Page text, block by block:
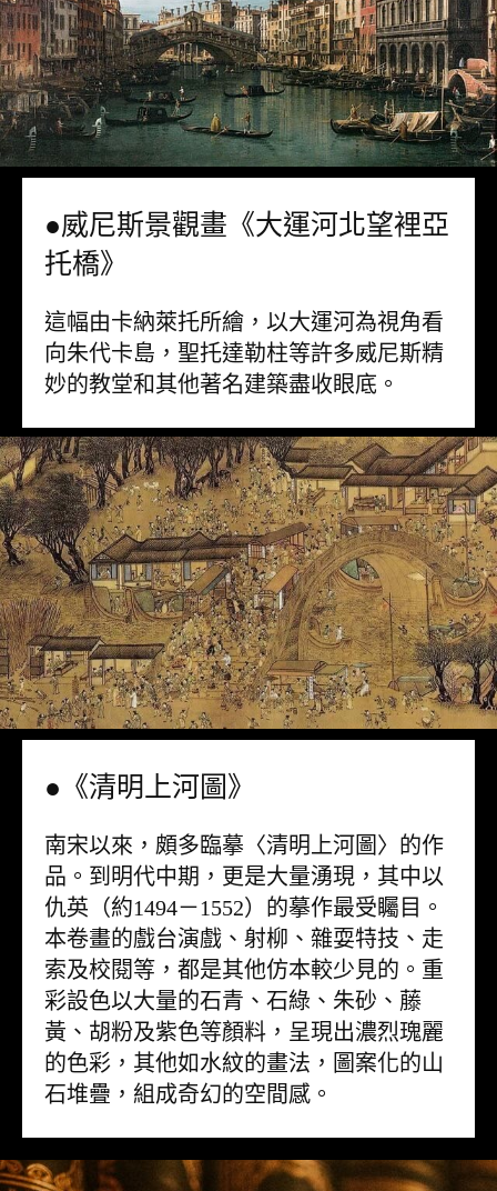
●威尼斯景觀畫《大運河北望裡亞
托橋》
這幅由卡納萊托所繪，以大運河為視角看
向朱代卡島，聖托達勒柱等許多威尼斯精
妙的教堂和其他著名建築盡收眼底。
●《清明上河圖》
南宋以來，頗多臨摹〈清明上河圖〉的作
品。到明代中期，更是大量湧現，其中以
仇英（約1494－1552）的摹作最受矚目。
本卷畫的戲台演戲、射柳、雜耍特技、走
索及校閱等，都是其他仿本較少見的。重
彩設色以大量的石青、石綠、朱砂、藤
黃、胡粉及紫色等顏料，呈現出濃烈瑰麗
的色彩，其他如水紋的畫法，圖案化的山
石堆疊，組成奇幻的空間感。